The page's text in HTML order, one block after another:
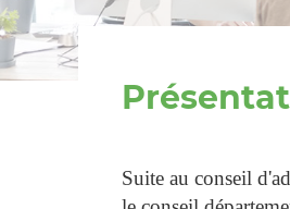
Suite au conseil